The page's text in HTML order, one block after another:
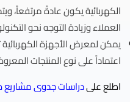
العملاء وزيادة التوجه نحو
اعتماداً على نوع المنتجات
اطلع علىدراسات جدوى مشاريع